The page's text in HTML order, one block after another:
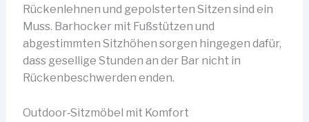
Rückenlehnen und gepolsterten Sitzen sind ein
Muss. Barhocker mit Fußstützen und
abgestimmten Sitzhöhen sorgen hingegen dafür,
dass gesellige Stunden an der Bar nicht in
Rückenbeschwerden enden.
Outdoor‑Sitzmöbel mit Komfort